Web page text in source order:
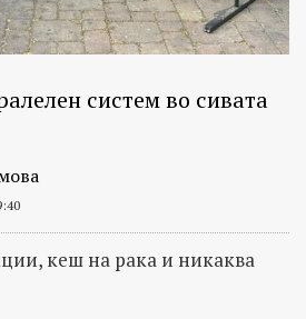
систем во сивата
кеш на рака и никаква